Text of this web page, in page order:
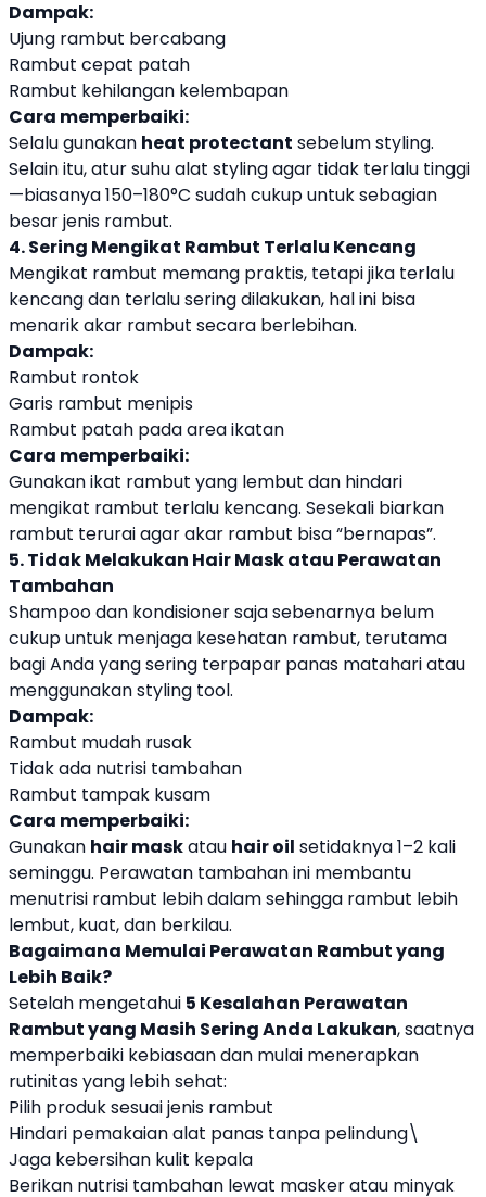
Dampak:
Ujung rambut bercabang
Rambut cepat patah
Rambut kehilangan kelembapan
Cara memperbaiki:
Selalu gunakan heat protectant sebelum styling.
Selain itu, atur suhu alat styling agar tidak terlalu tinggi
—biasanya 150–180°C sudah cukup untuk sebagian
besar jenis rambut.
4. Sering Mengikat Rambut Terlalu Kencang
Mengikat rambut memang praktis, tetapi jika terlalu
kencang dan terlalu sering dilakukan, hal ini bisa
menarik akar rambut secara berlebihan.
Dampak:
Rambut rontok
Garis rambut menipis
Rambut patah pada area ikatan
Cara memperbaiki:
Gunakan ikat rambut yang lembut dan hindari
mengikat rambut terlalu kencang. Sesekali biarkan
rambut terurai agar akar rambut bisa “bernapas”.
5. Tidak Melakukan Hair Mask atau Perawatan
Tambahan
Shampoo dan kondisioner saja sebenarnya belum
cukup untuk menjaga kesehatan rambut, terutama
bagi Anda yang sering terpapar panas matahari atau
menggunakan styling tool.
Dampak:
Rambut mudah rusak
Tidak ada nutrisi tambahan
Rambut tampak kusam
Cara memperbaiki:
Gunakan hair maskatau hair oil setidaknya 1–2 kali
seminggu. Perawatan tambahan ini membantu
menutrisi rambut lebih dalam sehingga rambut lebih
lembut, kuat, dan berkilau.
Bagaimana Memulai Perawatan Rambut yang
Lebih Baik?
Setelah mengetahui 5 Kesalahan Perawatan
Rambut yang Masih Sering Anda Lakukan, saatnya
memperbaiki kebiasaan dan mulai menerapkan
rutinitas yang lebih sehat:
Pilih produk sesuai jenis rambut
Hindari pemakaian alat panas tanpa pelindung\
Jaga kebersihan kulit kepala
Berikan nutrisi tambahan lewat masker atau minyak